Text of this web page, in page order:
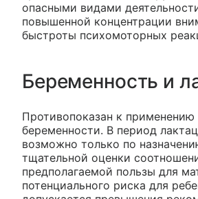
опасными видами
повышенной концентрации
быстроты психомоторных
Беременность и
Противопоказан к применению
беременности. В период
возможно только по
тщательной оценки
предполагаемой пользы для
потенциального риска для